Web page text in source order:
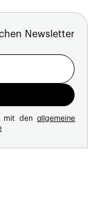
Newsletter
mit den allgemeine